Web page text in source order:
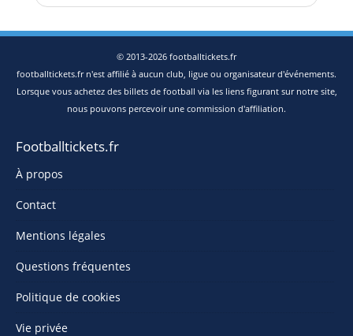
© 2013-2026 footballtickets.fr
footballtickets.fr n'est affilié à aucun club, ligue ou organisateur d'événements.
Lorsque vous achetez des billets de football via les liens figurant sur notre site,
nous pouvons percevoir une commission d'affiliation.
Footballtickets.fr
À propos
Contact
Mentions légales
Questions fréquentes
Politique de cookies
Vie privée